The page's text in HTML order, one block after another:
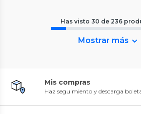
Has visto 30 de 236
Mostrar más
Mis compras
Haz seguimiento y descarga